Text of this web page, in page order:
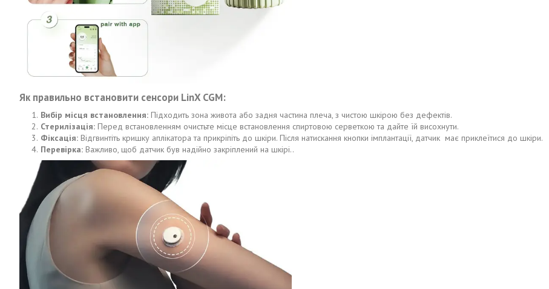
Як правильно встановити сенсори LinX CGM:
Вибір місця встановлення: Підходить зона живота або задня частина плеча, з чистою шкірою без дефектів.
Стерилізація: Перед встановленням очистьте місце встановлення спиртовою серветкою та дайте їй висохнути.
Фіксація: Відгвинтіть кришку аплікатора та прикріпіть до шкіри. Після натискання кнопки імплантації, датчик має приклеїтися до шкіри.
Перевірка: Важливо, щоб датчик був надійно закріплений на шкірі..